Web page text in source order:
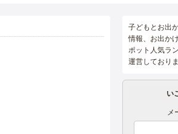
子どもとお出
情報、お出か
ポット人気ラ
運営しておりま
い
メ